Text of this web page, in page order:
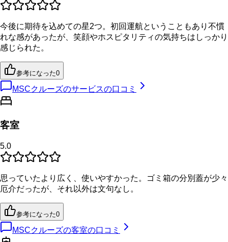
今後に期待を込めての星2つ。初回運航ということもあり不慣
れな感があったが、笑顔やホスピタリティの気持ちはしっかり
感じられた。
参考になった0
MSCクルーズのサービスの口コミ
客室
5.0
思っていたより広く、使いやすかった。ゴミ箱の分別蓋が少々
厄介だったが、それ以外は文句なし。
参考になった0
MSCクルーズの客室の口コミ